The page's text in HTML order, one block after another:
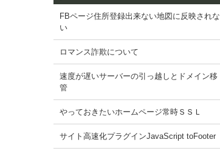
FBページ住所登録出来ない地図に反映されな
い
ロマンス詐欺について
速度が遅いサーバーの引っ越しとドメイン移
管
やっておきたいホームページ常時ＳＳＬ
サイト高速化プラグインJavaScript toFooter